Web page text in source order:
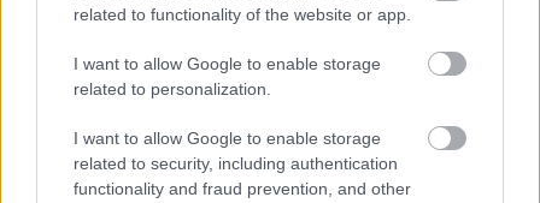
related to functionality of the website or app.
I want to allow Google to enable storage
related to personalization.
I want to allow Google to enable storage
related to security, including authentication
functionality and fraud prevention, and other
Amit Mahler mond nekem
Éljenek a nem normálisok!